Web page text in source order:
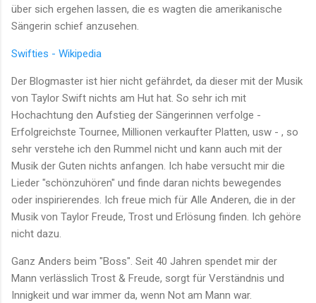
über sich ergehen lassen, die es wagten die amerikanische
Sängerin schief anzusehen.
Swifties - Wikipedia
Der Blogmaster ist hier nicht gefährdet, da dieser mit der Musik
von Taylor Swift nichts am Hut hat. So sehr ich mit
Hochachtung den Aufstieg der Sängerinnen verfolge -
Erfolgreichste Tournee, Millionen verkaufter Platten, usw - , so
sehr verstehe ich den Rummel nicht und kann auch mit der
Musik der Guten nichts anfangen. Ich habe versucht mir die
Lieder "schönzuhören" und finde daran nichts bewegendes
oder inspirierendes. Ich freue mich für Alle Anderen, die in der
Musik von Taylor Freude, Trost und Erlösung finden. Ich gehöre
nicht dazu.
Ganz Anders beim "Boss". Seit 40 Jahren spendet mir der
Mann verlässlich Trost & Freude, sorgt für Verständnis und
Innigkeit und war immer da, wenn Not am Mann war.